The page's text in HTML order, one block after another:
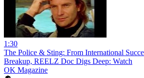
1:30
The Police & Sting: From International
Breakup, REELZ Doc Digs Deep: Watch
OK Magazine